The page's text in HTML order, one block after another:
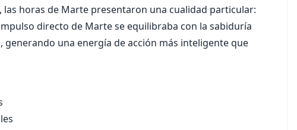
horas de Marte presentaron una cualidad particular:
directo de Marte se equilibraba con la sabiduría
generando una energía de acción más inteligente que